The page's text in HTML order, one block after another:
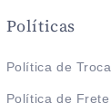
Políticas
Política de Troca
Política de Frete